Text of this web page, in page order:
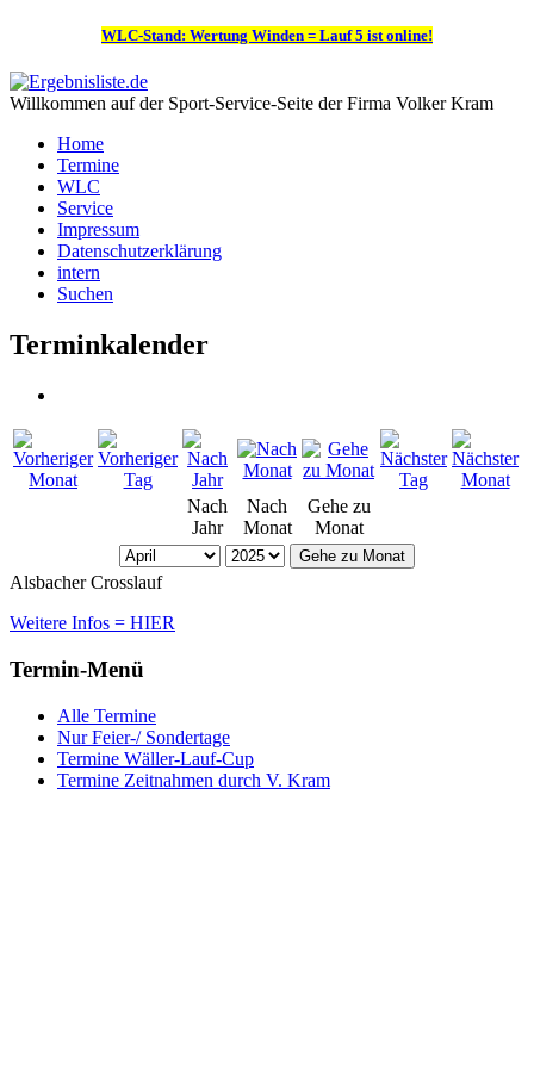
WLC-Stand: Wertung Winden = Lauf 5 ist online!
Willkommen auf der Sport-Service-Seite der Firma Volker Kram
Home
Termine
WLC
Service
Impressum
Datenschutzerklärung
intern
Suchen
Terminkalender
Nach
Jahr
Nach
Monat
Gehe zu
Monat
Gehe zu Monat
Alsbacher Crosslauf
Weitere Infos = HIER
Termin-Menü
Alle Termine
Nur Feier-/ Sondertage
Termine Wäller-Lauf-Cup
Termine Zeitnahmen durch V. Kram